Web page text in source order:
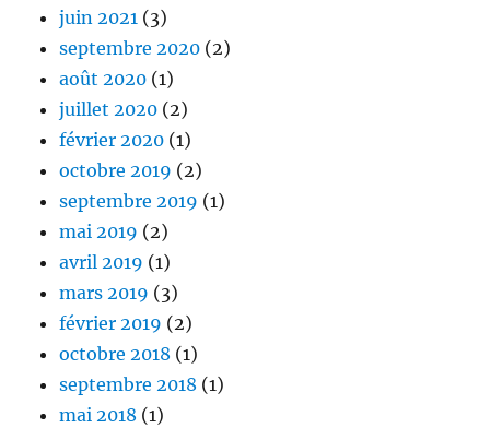
juin 2021 (3)
septembre 2020 (2)
août 2020 (1)
juillet 2020 (2)
février 2020 (1)
octobre 2019 (2)
septembre 2019 (1)
mai 2019 (2)
avril 2019 (1)
mars 2019 (3)
février 2019 (2)
octobre 2018 (1)
septembre 2018 (1)
mai 2018 (1)